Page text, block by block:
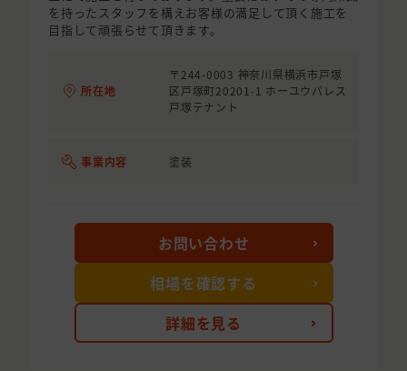
を持ったスタッフを構えお客様の満足して頂く施工を
目指して頑張らせて頂きます。
所在地
〒244-0003 神奈川県横浜市戸塚
区戸塚町20201-1 ホーユウパレス
戸塚テナント
事業内容 塗装
詳細を見る
お問い合わせ
相場を確認する